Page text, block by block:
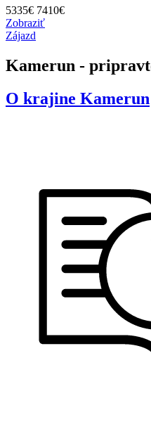
5335€ 7410€
Zobraziť
Zájazd
Kamerun -
O krajine Kamerun